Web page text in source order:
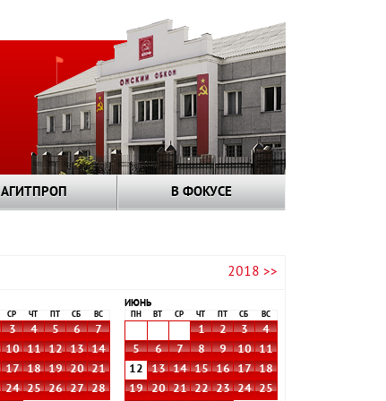
АГИТПРОП В ФОКУСЕ
2018 >>
СР ЧТ СБ ВС
3 4 5 6
7
10 11 12 13
14
17 18 19 20
21
24 25 26 27
28
ИЮНЬ
ПН ВТ СР ЧТ СБ ВС
1 2 3
4
5
6 7 8 9 10
11
12
13 14 15 16 17
18
19
20 21 22 23 24
25